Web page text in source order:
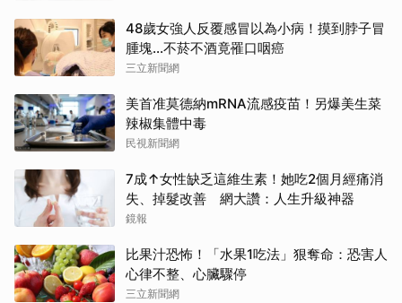
48歲女強人反覆感冒以為小病！摸到脖子冒
腫塊...不菸不酒竟罹口咽癌
三立新聞網
美首准莫德納mRNA流感疫苗！另爆美生菜
辣椒集體中毒
民視新聞網
7成↑女性缺乏這維生素！她吃2個月經痛消
失、掉髮改善 網大讚：人生升級神器
鏡報
比果汁恐怖！「水果1吃法」狠奪命：恐害人
心律不整、心臟驟停
三立新聞網